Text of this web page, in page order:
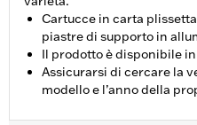
Cartucce in carta
piastre di supporto in
Il prodotto è disponibile
Assicurarsi di cercare la
modello e l’anno della